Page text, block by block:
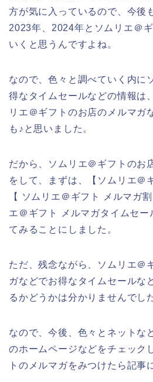
方が気に入っているので、今後
2023年、2024年とソムリエ＠
いくと思うんですよね。
なので、色々と調べていく内に
得なタイムセールなどの情報は
リエ＠ギフトのお店のメルマガ
も♪と思いました。
だから、ソムリエ＠ギフトのお
をして、まずは、【ソムリエ＠
【 ソムリエ＠ギフト メルマガ
エ＠ギフト メルマガタイムセ
てみることにしました。
ただ、残念ながら、ソムリエ＠
ガなどでお得なタイムセールな
るかどうかは分かりませんでし
なので、今後、色々とネットな
のホームページなどをチェック
トのメルマガをみつけたら記事